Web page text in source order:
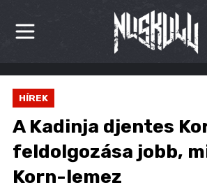
HÍREK
KRITIKÁK
BESZÁMOLÓK
INTERJÚK
HÍREK
A Kadinja djentes
feldolgozása jobb,
Korn-lemez